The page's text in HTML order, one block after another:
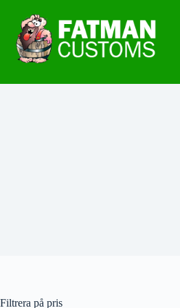
Filtrera på pris